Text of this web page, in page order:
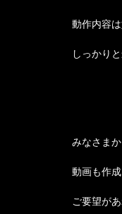
動作内容
しっかり
みなさま
動画も作
ご要望が